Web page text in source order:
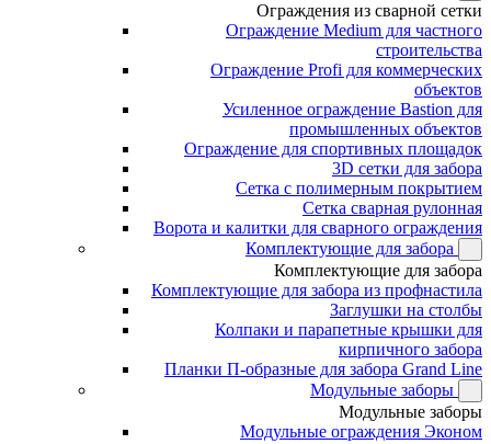
Ограждения из сварной сетки
Ограждение Medium для частного
строительства
Ограждение Profi для коммерческих
объектов
Усиленное ограждение Bastion для
промышленных объектов
Ограждение для спортивных площадок
3D сетки для забора
Сетка с полимерным покрытием
Сетка сварная рулонная
Ворота и калитки для сварного ограждения
Комплектующие для забора
Комплектующие для забора
Комплектующие для забора из профнастила
Заглушки на столбы
Колпаки и парапетные крышки для
кирпичного забора
Планки П-образные для забора Grand Line
Модульные заборы
Модульные заборы
Модульные ограждения Эконом